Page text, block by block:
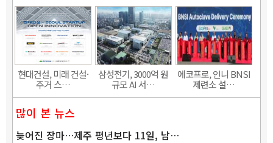
현대건설, 미래 건설·
주거 스…
삼성전기, 3000억 원
규모 AI 서…
에코프로, 인니 BNSI
제련소 설…
많이 본 뉴스
늦어진 장마…제주 평년보다 11일, 남…